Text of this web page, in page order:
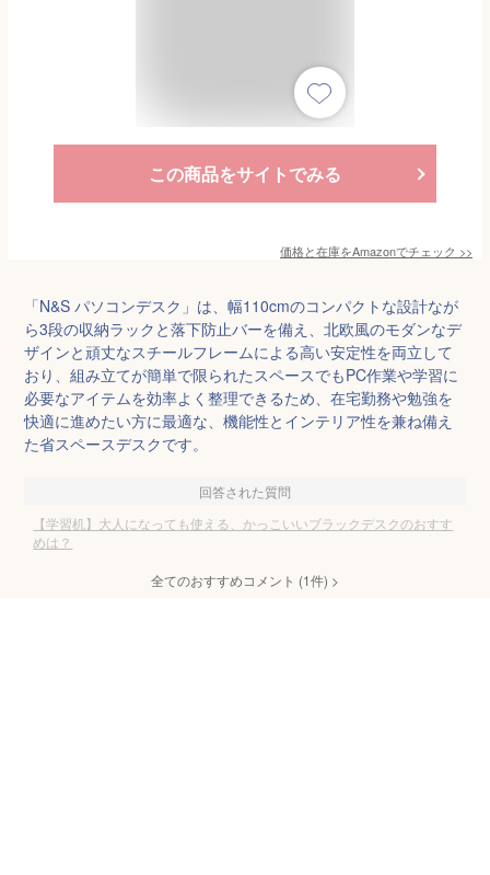
この商品をサイトでみる
価格と在庫をAmazonでチェック >>
「N&S パソコンデスク」は、幅110cmのコンパクトな設計なが
ら3段の収納ラックと落下防止バーを備え、北欧風のモダンなデ
ザインと頑丈なスチールフレームによる高い安定性を両立して
おり、組み立てが簡単で限られたスペースでもPC作業や学習に
必要なアイテムを効率よく整理できるため、在宅勤務や勉強を
快適に進めたい方に最適な、機能性とインテリア性を兼ね備え
た省スペースデスクです。
回答された質問
【学習机】大人になっても使える、かっこいいブラックデスクのおすす
めは？
全てのおすすめコメント (1件) >